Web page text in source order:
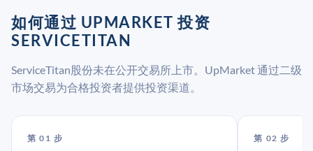
如何通过 UPMARKET 投资
SERVICETITAN
ServiceTitan股份未在公开交易所上市。UpMarket 通过二级
市场交易为合格投资者提供投资渠道。
第 01 步 第 02 步